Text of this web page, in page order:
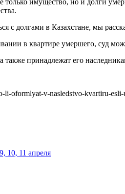
с долгами в Казахстане, мы
в квартире умершего, суд
принадлежат его
oformlyat-v-nasledstvo-kvartiru-
10, 11 апреля